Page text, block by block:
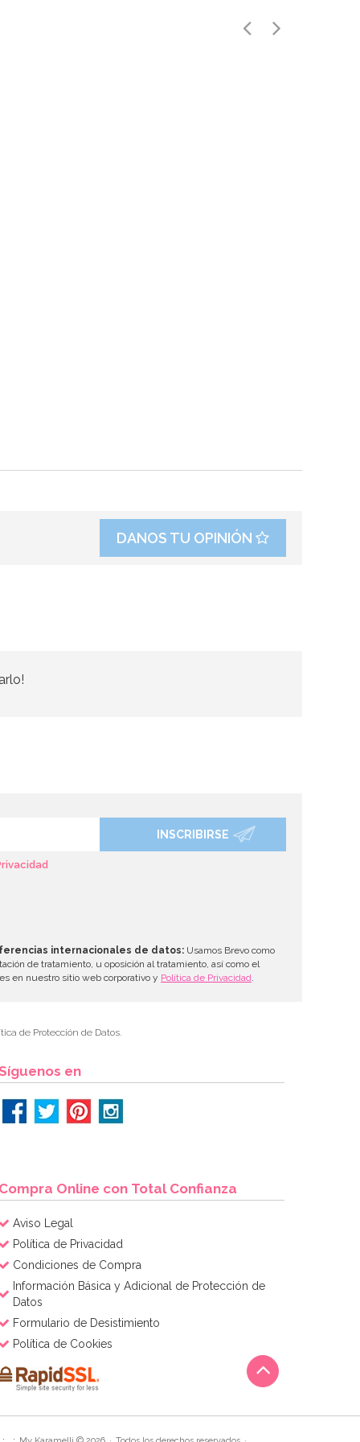
DANOS TU OPINIÓN
INSCRIBIRSE
internacionales de datos: Usamos Brevo como
de tratamiento, u oposición al tratamiento, así como el
en nuestro sitio web corporativo y Política de Privacidad
de Protección de Datos.
en
Compra Online con Total Confianza
Aviso Legal
Política de Privacidad
Condiciones de Compra
Información Básica y Adicional de Protección de
Datos
Formulario de Desistimiento
Política de Cookies